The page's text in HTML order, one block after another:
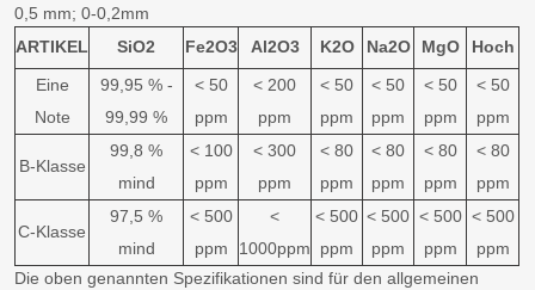
0,5 mm; 0-0,2mm
ARTIKEL
SiO2 Fe2O3 Al2O3 K2O Na2O MgO
Hoch
Eine
Note
99,95 % -
99,99 %
< 50
ppm
< 200
ppm
< 50
ppm
< 50
ppm
< 50
ppm
< 50
ppm
B-Klasse
99,8 %
mind
< 100
ppm
< 300
ppm
< 80
ppm
< 80
ppm
< 80
ppm
< 80
ppm
C-Klasse
97,5 %
mind
< 500
ppm
<
1000ppm
< 500
ppm
< 500
ppm
< 500
ppm
< 500
ppm
Die oben genannten Spezifikationen sind für den allgemeinen